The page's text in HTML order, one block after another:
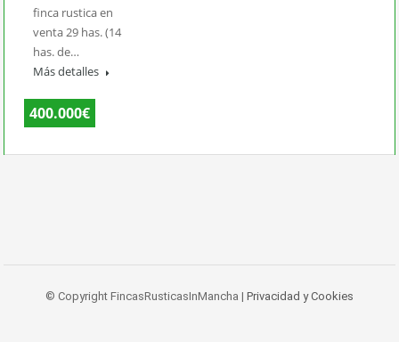
finca rustica en
venta 29 has. (14
has. de…
Más detalles
400.000€
© Copyright FincasRusticasInMancha | Privacidad y Cookies